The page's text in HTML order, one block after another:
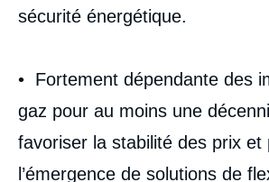
sécurité énergétique.
• Fortement dépendante des
gaz pour au moins une
favoriser la stabilité des prix et
l’émergence de solutions de